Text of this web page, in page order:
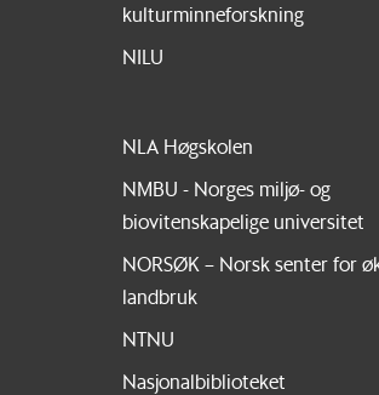
kulturminneforskning
NILU
NLA Høgskolen
NMBU - Norges miljø- og
biovitenskapelige universitet
NORSØK – Norsk senter for
landbruk
NTNU
Nasjonalbiblioteket